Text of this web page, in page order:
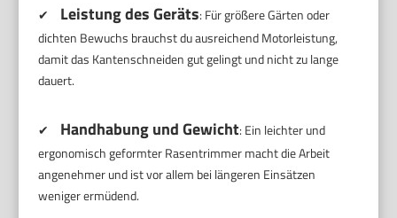
✔ Leistung des Geräts: Für größere Gärten oder
dichten Bewuchs brauchst du ausreichend Motorleistung,
damit das Kantenschneiden gut gelingt und nicht zu lange
dauert.
✔ Handhabung und Gewicht: Ein leichter und
ergonomisch geformter Rasentrimmer macht die Arbeit
angenehmer und ist vor allem bei längeren Einsätzen
weniger ermüdend.